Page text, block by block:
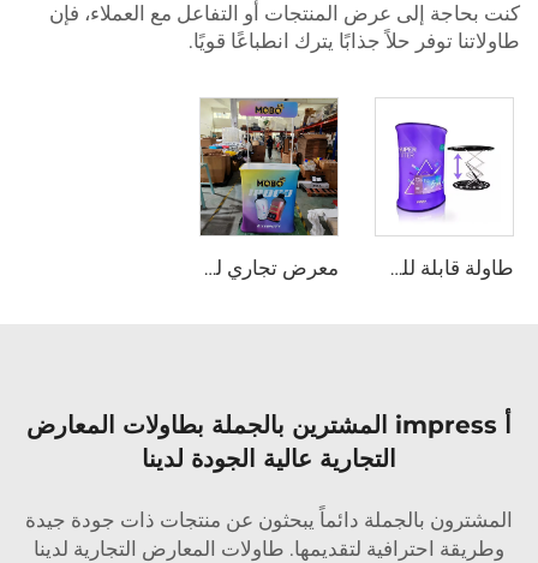
كنت بحاجة إلى عرض المنتجات أو التفاعل مع العملاء، فإن
طاولاتنا توفر حلاً جذابًا يترك انطباعًا قويًا.
طاولة قابلة للطي تفتح تلقائيًا معرض تجاري للطاولات المنبثقة
أ impress المشترين بالجملة بطاولات المعارض
التجارية عالية الجودة لدينا
المشترون بالجملة دائماً يبحثون عن منتجات ذات جودة جيدة
وطريقة احترافية لتقديمها. طاولات المعارض التجارية لدينا